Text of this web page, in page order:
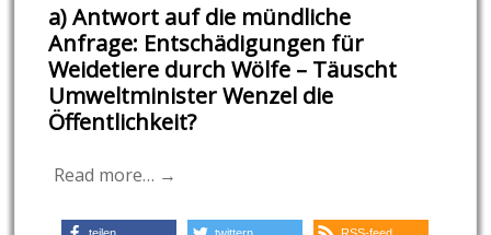
a) Antwort auf die mündliche
Anfrage: Entschädigungen für
Weidetiere durch Wölfe – Täuscht
Umweltminister Wenzel die
Öffentlichkeit?
Read more… →
teilen twittern RSS-feed